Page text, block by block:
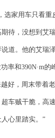
选家用车只看重
待，没想到艾
道。他的艾瑞
率和390N·m的
好，周末带着
车贼干脆，高
心里踏实。”